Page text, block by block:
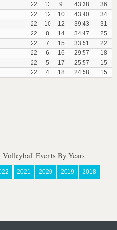
22 13 9 43:38
36
22 12 10 43:40
34
22 10 12 39:43
31
22 8 14 34:47
25
22 7 15 33:51
22
22 6 16 29:57
18
22 5 17 25:57
15
22 4 18 24:58 15
Events By Years
2021 2020 2019 2018